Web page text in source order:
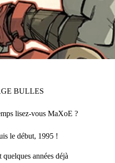
BULLES
lisez-vous MaXoE ?
le début, 1995 !
quelques années déjà